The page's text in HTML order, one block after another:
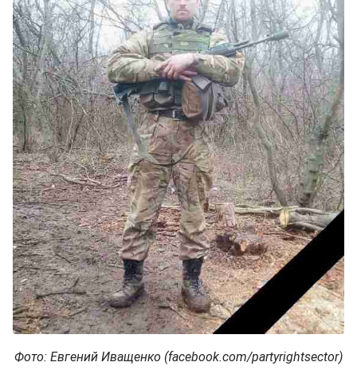
Фото: Евгений Иващенко (facebook.com/partyrightsector)